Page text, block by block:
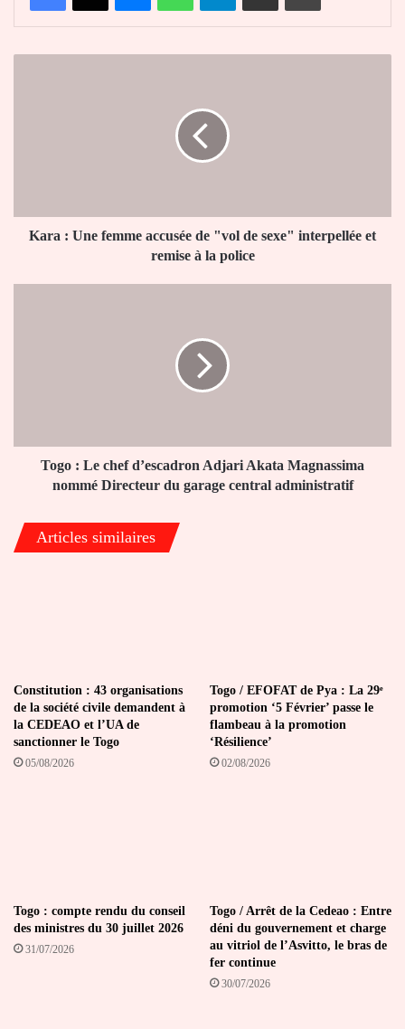
sexe"
interpellée
Kara : Une femme accusée de "vol de sexe" interpellée et
remise à la police
nommé
Directeur
central
administratif
Togo : Le chef d’escadron Adjari Akata Magnassima
nommé Directeur du garage central administratif
Articles similaires
Constitution : 43 organisations
de la société civile demandent à
la CEDEAO et l’UA de
sanctionner le Togo
05/08/2026
Togo / EFOFAT de Pya : La 29ᵉ
promotion ‘5 Février’ passe le
flambeau à la promotion
‘Résilience’
02/08/2026
Togo : compte rendu du conseil
des ministres du 30 juillet 2026
31/07/2026
Togo / Arrêt de la Cedeao : Entre
déni du gouvernement et charge
au vitriol de l’Asvitto, le bras de
fer continue
30/07/2026